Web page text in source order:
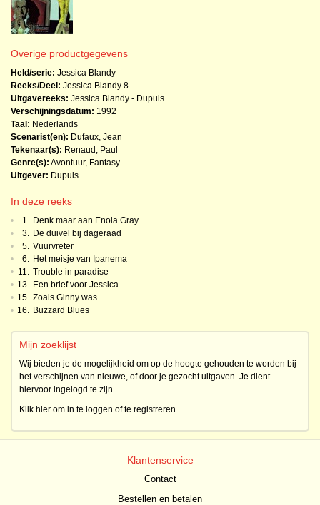
Overige productgegevens
Held/serie: Jessica Blandy
Reeks/Deel: Jessica Blandy 8
Uitgavereeks: Jessica Blandy - Dupuis
Verschijningsdatum: 1992
Taal: Nederlands
Scenarist(en): Dufaux, Jean
Tekenaar(s): Renaud, Paul
Genre(s): Avontuur, Fantasy
Uitgever: Dupuis
In deze reeks
• 1. Denk maar aan Enola Gray...
•
3. De duivel bij dageraad
•
5. Vuurvreter
•
6. Het meisje van Ipanema
• 11. Trouble in paradise
• 13. Een brief voor Jessica
• 15. Zoals Ginny was
• 16. Buzzard Blues
Mijn zoeklijst
Wij bieden je de mogelijkheid om op de hoogte gehouden te worden bij
het verschijnen van nieuwe, of door je gezocht uitgaven. Je dient
hiervoor ingelogd te zijn.
Klik hier om in te loggen of te registreren
Klantenservice
Contact
Bestellen en betalen